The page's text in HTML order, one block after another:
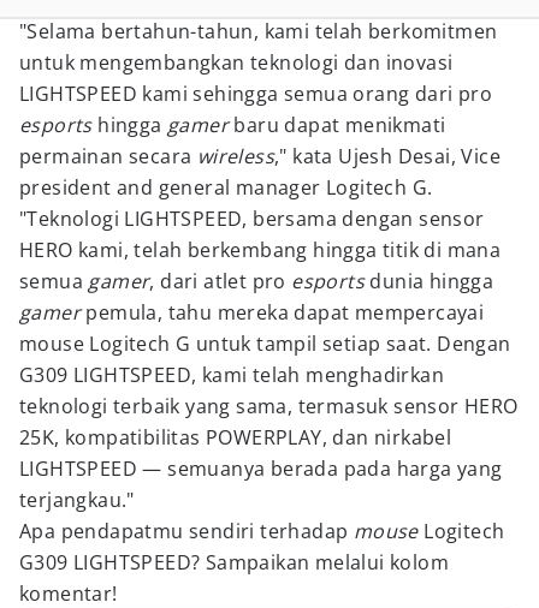
"Selama bertahun-tahun, kami telah berkomitmen
untuk mengembangkan teknologi dan inovasi
LIGHTSPEED kami sehingga semua orang dari pro
esportshingga gamerbaru dapat menikmati
permainan secara wireless," kata Ujesh Desai, Vice
president and general manager Logitech G.
"Teknologi LIGHTSPEED, bersama dengan sensor
HERO kami, telah berkembang hingga titik di mana
semua gamer, dari atlet pro esportsdunia hingga
gamerpemula, tahu mereka dapat mempercayai
mouse Logitech G untuk tampil setiap saat. Dengan
G309 LIGHTSPEED, kami telah menghadirkan
teknologi terbaik yang sama, termasuk sensor HERO
25K, kompatibilitas POWERPLAY, dan nirkabel
LIGHTSPEED — semuanya berada pada harga yang
terjangkau."
Apa pendapatmu sendiri terhadap mouse Logitech
G309 LIGHTSPEED? Sampaikan melalui kolom
komentar!